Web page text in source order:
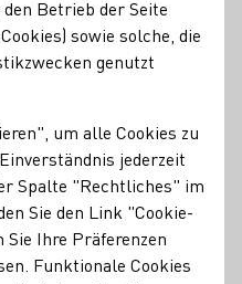
& Spirits Fair und die
geeignete Plattform,
und sich mit Händlern,
Raum zu
Betrieb der Seite
sowie solche, die
genutzt
um alle Cookies zu
jederzeit
Spalte "Rechtliches" im
Sie den Link "Cookie-
Ihre Präferenzen
Funktionale Cookies